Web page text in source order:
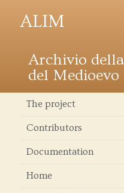
ALIM
Archivio
del Medioevo
The project
Contributors
Documentation
Home